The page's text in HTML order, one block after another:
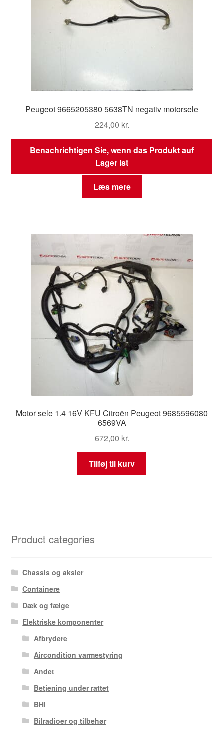
Peugeot 9665205380 5638TN negativ motorsele
224,00 kr.
Benachrichtigen Sie, wenn das Produkt auf
Lager ist
Læs mere
Motor sele 1.4 16V KFU Citroën Peugeot 9685596080
6569VA
672,00 kr.
Tilføj til kurv
Product categories
Chassis og aksler
Containere
Dæk og fælge
Elektriske komponenter
Afbrydere
Aircondition varmestyring
Andet
Betjening under rattet
BHI
Bilradioer og tilbehør